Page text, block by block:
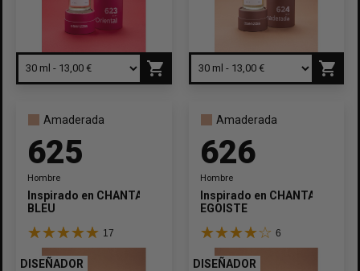
shopping_cart shopping_cart
Amaderada
625
Hombre
Inspirado en CHANTAL
BLEU
17
DISEÑADOR
Amaderada
626
Hombre
Inspirado en CHANTAL
EGOISTE
6
DISEÑADOR